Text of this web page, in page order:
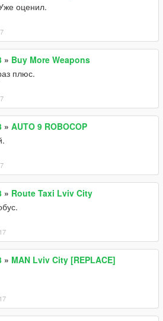
оценил.
» Buy More Weapons
плюс.
» AUTO 9 ROBOCOP
» Route Taxi Lviv City
» MAN Lviv City [REPLACE]